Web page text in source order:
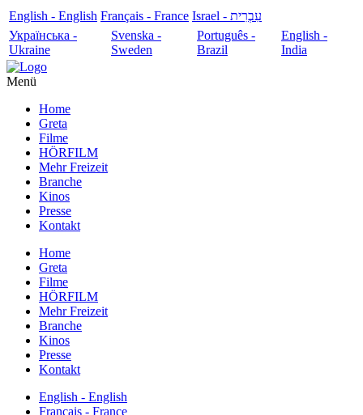
English - English Français - France
עִבְרִית - Israel
Українська -
Ukraine
Svenska -
Sweden
Português -
Brazil
English -
India
Menü
Home
Greta
Filme
HÖRFILM
Mehr Freizeit
Branche
Kinos
Presse
Kontakt
Home
Greta
Filme
HÖRFILM
Mehr Freizeit
Branche
Kinos
Presse
Kontakt
English - English
Français - France